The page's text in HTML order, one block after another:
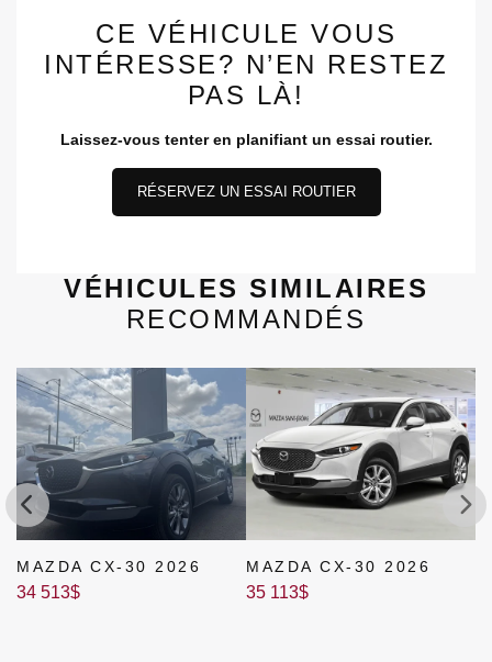
CE VÉHICULE VOUS
INTÉRESSE? N’EN RESTEZ
PAS LÀ!
Laissez-vous tenter en planifiant un essai routier.
RÉSERVEZ UN ESSAI ROUTIER
VÉHICULES SIMILAIRES
RECOMMANDÉS
MAZDA CX-30 2026
34 513$
MAZDA CX-30 2026
35 113$